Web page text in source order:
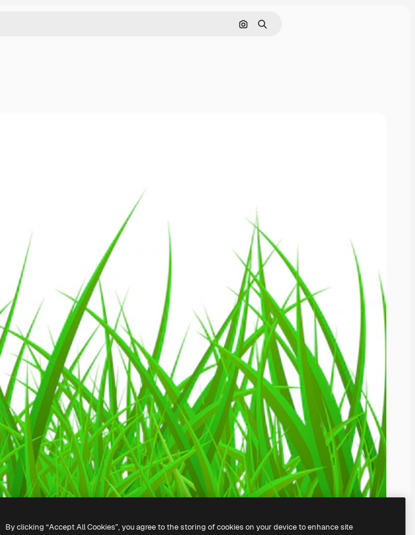
ค้นหาตามรูปภาพ
ค้นหา
By clicking “Accept All Cookies”, you agree to the storing of cookies on your device to enhance site